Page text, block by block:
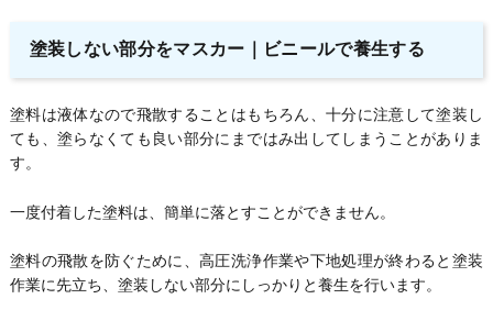
塗装しない部分をマスカー｜ビニールで養生する
塗料は液体なので飛散することはもちろん、十分に注意して塗装し
ても、塗らなくても良い部分にまではみ出してしまうことがありま
す。
一度付着した塗料は、簡単に落とすことができません。
塗料の飛散を防ぐために、高圧洗浄作業や下地処理が終わると塗装
作業に先立ち、塗装しない部分にしっかりと養生を行います。